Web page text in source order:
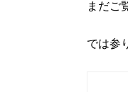
まだご
では参